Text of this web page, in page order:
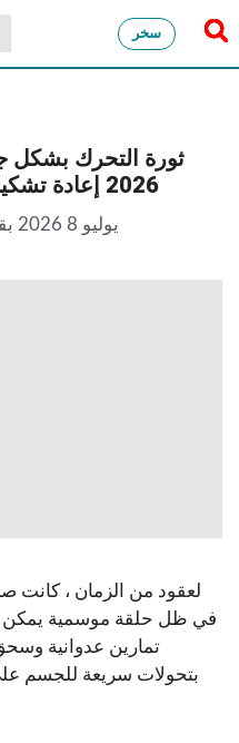
سخر
ثورة التحرك بشكل
2026 إعادة تشكيل طول العمر وإدارة الوزن
يوليو 8 2026
لعقود من الزمان ، كانت
في ظل حلقة موسمية يمكن
تمارين عدوانية
بتحولات سريعة للجسم